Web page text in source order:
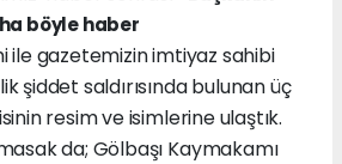
böyle haber
ile gazetemizin imtiyaz sahibi
şiddet saldırısında bulunan üç
resim ve isimlerine ulaştık.
da; Gölbaşı Kaymakamı